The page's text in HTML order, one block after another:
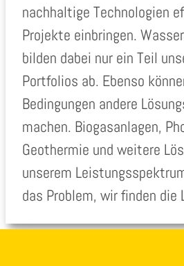
nachhaltige Technologien
Projekte einbringen.
bilden dabei nur ein Teil
Portfolios ab. Ebenso
Bedingungen andere
machen. Biogasanlagen,
Geothermie und weitere
unserem
das Problem, wir finden die